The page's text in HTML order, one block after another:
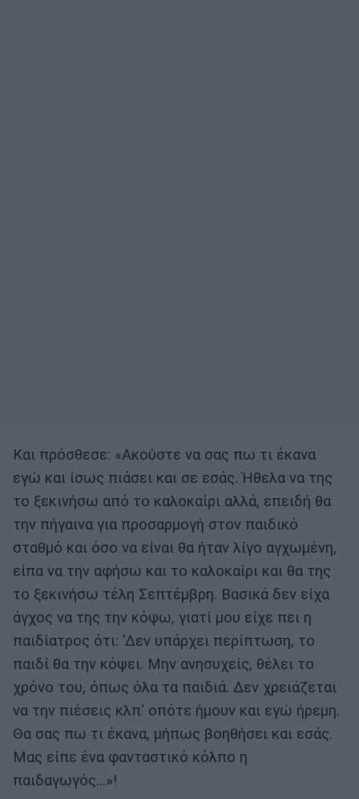
Και πρόσθεσε: «Ακούστε να σας πω τι έκανα
εγώ και ίσως πιάσει και σε εσάς. Ήθελα να της
το ξεκινήσω από το καλοκαίρι αλλά, επειδή θα
την πήγαινα για προσαρμογή στον παιδικό
σταθμό και όσο να είναι θα ήταν λίγο αγχωμένη,
είπα να την αφήσω και το καλοκαίρι και θα της
το ξεκινήσω τέλη Σεπτέμβρη. Βασικά δεν είχα
άγχος να της την κόψω, γιατί μου είχε πει η
παιδίατρος ότι: 'Δεν υπάρχει περίπτωση, το
παιδί θα την κόψει. Μην ανησυχείς, θέλει το
χρόνο του, όπως όλα τα παιδιά. Δεν χρειάζεται
να την πιέσεις κλπ' οπότε ήμουν και εγώ ήρεμη.
Θα σας πω τι έκανα, μήπως βοηθήσει και εσάς.
Μας είπε ένα φανταστικό κόλπο η
παιδαγωγός…»!